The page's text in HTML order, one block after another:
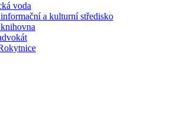
voda
a kulturní středisko